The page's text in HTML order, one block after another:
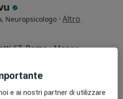
Neuropsicologo · Altro
67, Roma•Mappa
e ai nostri partner di utilizzare